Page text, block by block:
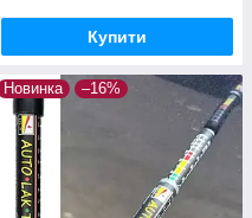
Купити
Новинка –16%